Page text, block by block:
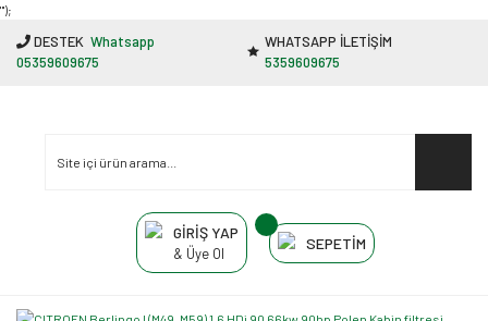
"');
DESTEK Whatsapp
05359609675
WHATSAPP İLETİŞİM
5359609675
GİRİŞ YAP
& Üye Ol
SEPETİM